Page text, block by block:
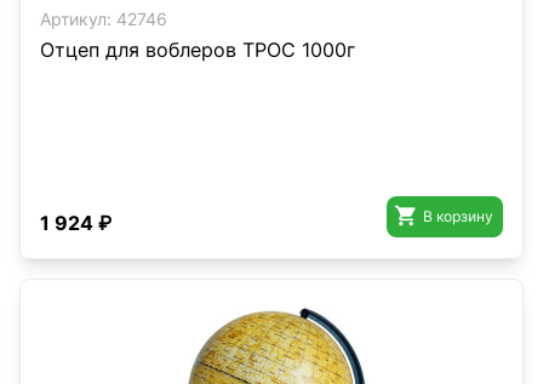
Артикул: 42746
Отцеп для воблеров ТРОС 1000г
1 924 ₽  В корзину